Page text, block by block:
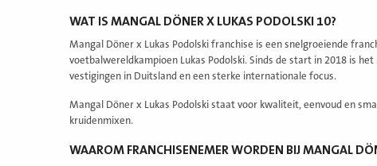
WAT IS MANGAL DÖNER X LUKAS PODOLSKI 10?
Mangal Döner x Lukas Podolski franchise is een snelgroeiende
voetbalwereldkampioen Lukas Podolski. Sinds de start in 2018 is
vestigingen in Duitsland en een sterke internationale focus.
Mangal Döner x Lukas Podolski staat voor kwaliteit, eenvoud en
kruidenmixen.
WAAROM FRANCHISENEMER WORDEN BIJ MANGAL